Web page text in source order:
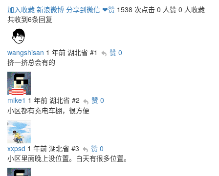
加入收藏 新浪微博 分享到微信 ❤赞 1538 次点击 0 人赞 0 人收藏
共收到6条回复
wangshisan 1 年前 湖北省 #1
赞 0
挤一挤总会有的
mike1 1 年前 湖北省 #2
赞 0
小区都有充电车棚，很方便
xxpsd 1 年前 湖北省 #3
赞 0
小区里面晚上没位置。白天有很多位置。